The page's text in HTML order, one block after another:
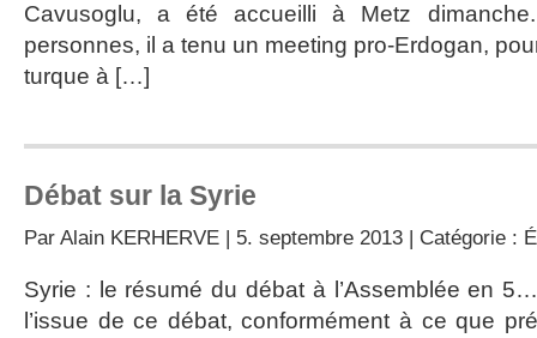
Cavusoglu, a été accueilli à Metz
personnes, il a tenu un meeting pro-Erdogan,
turque à […]
Débat sur la Syrie
Par Alain KERHERVE | 5. septembre 2013 | Catégorie :
Syrie : le résumé du débat à l’Assemblée en
l’issue de ce débat, conformément à ce que